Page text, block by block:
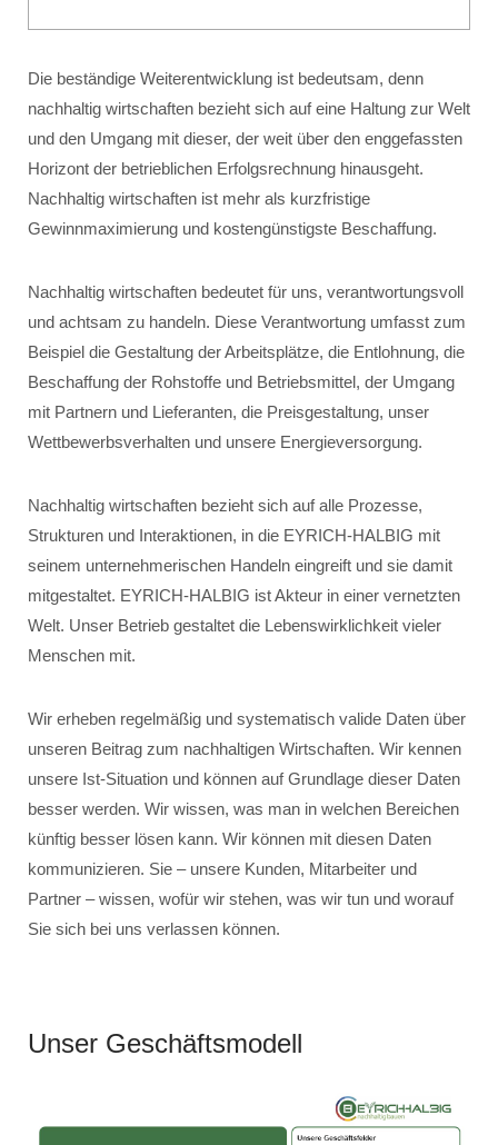
Die beständige Weiterentwicklung ist bedeutsam, denn
nachhaltig wirtschaften bezieht sich auf eine Haltung zur Welt
und den Umgang mit dieser, der weit über den enggefassten
Horizont der betrieblichen Erfolgsrechnung hinausgeht.
Nachhaltig wirtschaften ist mehr als kurzfristige
Gewinnmaximierung und kostengünstigste Beschaffung.
Nachhaltig wirtschaften bedeutet für uns, verantwortungsvoll
und achtsam zu handeln. Diese Verantwortung umfasst zum
Beispiel die Gestaltung der Arbeitsplätze, die Entlohnung, die
Beschaffung der Rohstoffe und Betriebsmittel, der Umgang
mit Partnern und Lieferanten, die Preisgestaltung, unser
Wettbewerbsverhalten und unsere Energieversorgung.
Nachhaltig wirtschaften bezieht sich auf alle Prozesse,
Strukturen und Interaktionen, in die EYRICH-HALBIG mit
seinem unternehmerischen Handeln eingreift und sie damit
mitgestaltet. EYRICH-HALBIG ist Akteur in einer vernetzten
Welt. Unser Betrieb gestaltet die Lebenswirklichkeit vieler
Menschen mit.
Wir erheben regelmäßig und systematisch valide Daten über
unseren Beitrag zum nachhaltigen Wirtschaften. Wir kennen
unsere Ist-Situation und können auf Grundlage dieser Daten
besser werden. Wir wissen, was man in welchen Bereichen
künftig besser lösen kann. Wir können mit diesen Daten
kommunizieren. Sie – unsere Kunden, Mitarbeiter und
Partner – wissen, wofür wir stehen, was wir tun und worauf
Sie sich bei uns verlassen können.
Unser Geschäftsmodell